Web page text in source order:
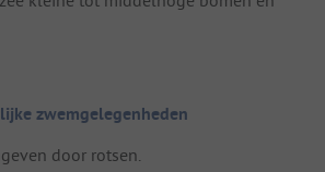
zwemgelegenheden
door rotsen.